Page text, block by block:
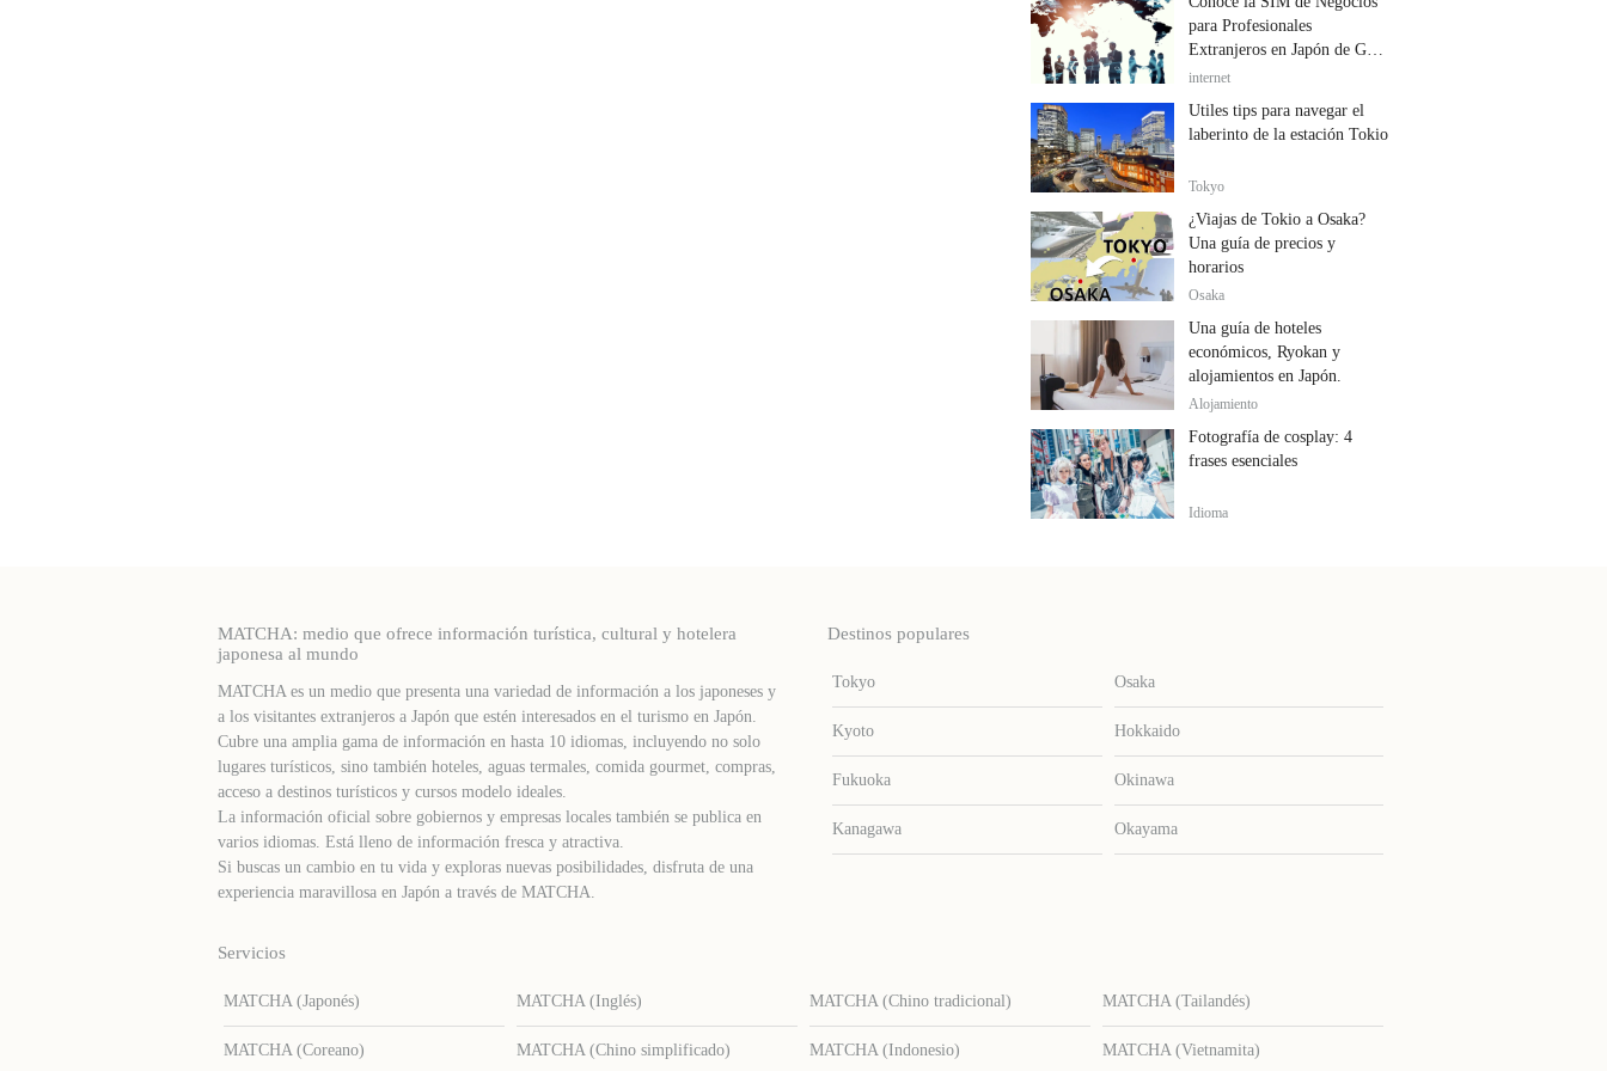
para Profesionales
Extranjeros en Japón de GTN
Mobile
internet
Útiles tips para navegar el
laberinto de la estación Tokio
Tokyo
¿Viajas de Tokio a Osaka?
Una guía de precios y
horarios
Osaka
Una guía de hoteles
económicos, Ryokan y
alojamientos en Japón.
Alojamiento
Fotografía de cosplay: 4
frases esenciales
Idioma
MATCHA: medio que ofrece información turística, cultural y hotelera
japonesa al mundo
MATCHA es un medio que presenta una variedad de información a los japoneses y
a los visitantes extranjeros a Japón que estén interesados ​​en el turismo en Japón.
Cubre una amplia gama de información en hasta 10 idiomas, incluyendo no solo
lugares turísticos, sino también hoteles, aguas termales, comida gourmet, compras,
acceso a destinos turísticos y cursos modelo ideales.
La información oficial sobre gobiernos y empresas locales también se publica en
varios idiomas. Está lleno de información fresca y atractiva.
Si buscas un cambio en tu vida y exploras nuevas posibilidades, disfruta de una
experiencia maravillosa en Japón a través de MATCHA.
Destinos populares
Tokyo Osaka
Kyoto Hokkaido
Fukuoka Okinawa
Kanagawa Okayama
Servicios
MATCHA (Japonés) MATCHA (Inglés) MATCHA (Chino tradicional) MATCHA (Tailandés)
MATCHA (Coreano) MATCHA (Chino simplificado) MATCHA (Indonesio) MATCHA (Vietnamita)